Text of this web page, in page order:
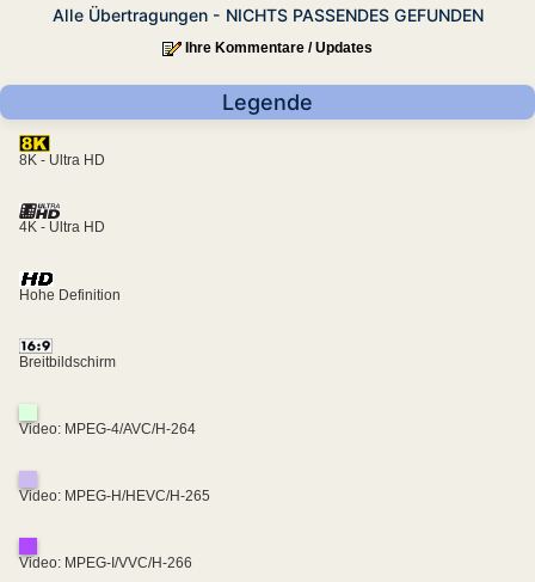
Alle Übertragungen - NICHTS PASSENDES GEFUNDEN
Ihre Kommentare / Updates
Legende
8K - Ultra HD
4K - Ultra HD
Hohe Definition
Breitbildschirm
Video: MPEG-4/AVC/H-264
Video: MPEG-H/HEVC/H-265
Video: MPEG-I/VVC/H-266